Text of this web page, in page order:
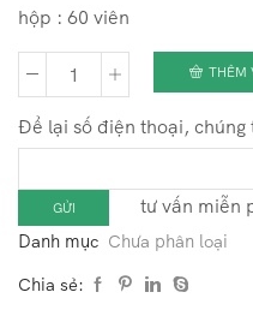
hộp : 60 viên
Litho
Plus
Sanct
Bernhard
-
Bổ
sung
THÊM
Để lại số điện thoại, chúng
tư vấn miễn
Danh mục Chưa phân loại
Chia sẻ: